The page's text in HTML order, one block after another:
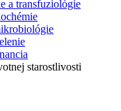
a transfuziológie
starostlivosti